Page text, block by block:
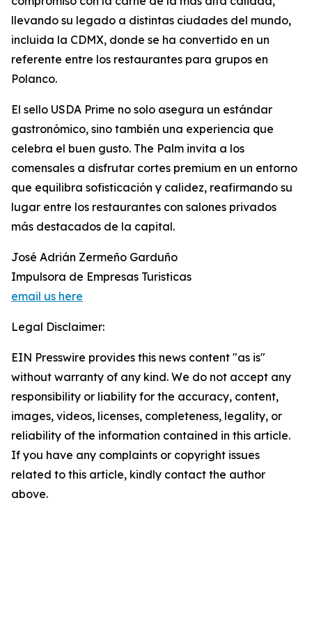
llevando su legado a distintas ciudades del mundo,
incluida la CDMX, donde se ha convertido en un
referente entre los restaurantes para grupos en
Polanco.
El sello USDA Prime no solo asegura un estándar
gastronómico, sino también una experiencia que
celebra el buen gusto. The Palm invita a los
comensales a disfrutar cortes premium en un entorno
que equilibra sofisticación y calidez, reafirmando su
lugar entre los restaurantes con salones privados
más destacados de la capital.
José Adrián Zermeño Garduño
Impulsora de Empresas Turisticas
email us here
Legal Disclaimer:
EIN Presswire provides this news content "as is"
without warranty of any kind. We do not accept any
responsibility or liability for the accuracy, content,
images, videos, licenses, completeness, legality, or
reliability of the information contained in this article.
If you have any complaints or copyright issues
related to this article, kindly contact the author
above.